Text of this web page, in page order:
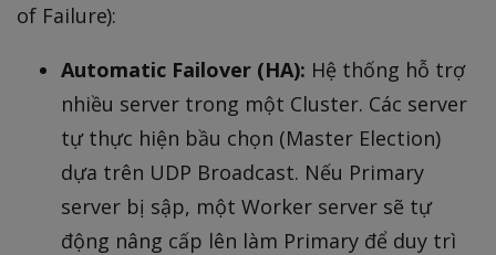
of Failure):
Automatic Failover (HA): Hệ thống hỗ trợ
nhiều server trong một Cluster. Các server
tự thực hiện bầu chọn (Master Election)
dựa trên UDP Broadcast. Nếu Primary
server bị sập, một Worker server sẽ tự
động nâng cấp lên làm Primary để duy trì